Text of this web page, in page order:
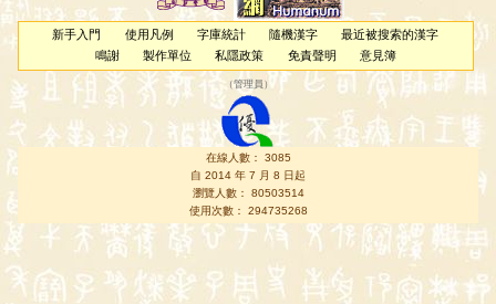
新手入門 使用凡例 字庫統計 隨機漢字
最近被搜索的漢字
鳴謝
製作單位 私隱政策 免責聲明 意見簿
（管理員 ）
在線人數： 3085
自 2014 年 7 月 8 日起
瀏覽人數： 80503514
使用次數： 294735268